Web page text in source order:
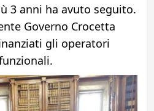
3 anni ha avuto seguito.
Governo Crocetta
gli operatori